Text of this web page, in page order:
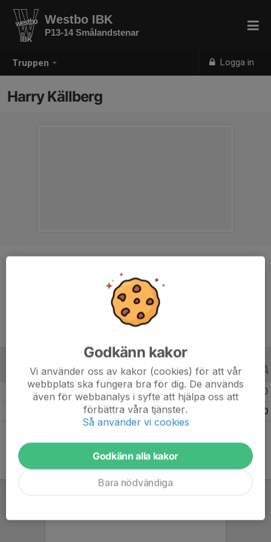
Truppen Logga in
Westbo IBK
P13-14 Smålandstenar
Harry Källberg
12 år
ALLA SERIER ALLA ÅR
Säsongen 25/26 0
0
Godkänn kakor
Vi använder oss av kakor (cookies) för att vår
webbplats ska fungera bra för dig. De används
även för webbanalys i syfte att hjälpa oss att
förbättra våra tjänster.
Så använder vi cookies
Godkänn alla kakor
Bara nödvändiga